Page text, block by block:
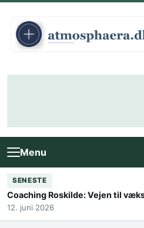
Menu
SENESTE
Coaching Roskilde: Vejen til
12. juni 2026